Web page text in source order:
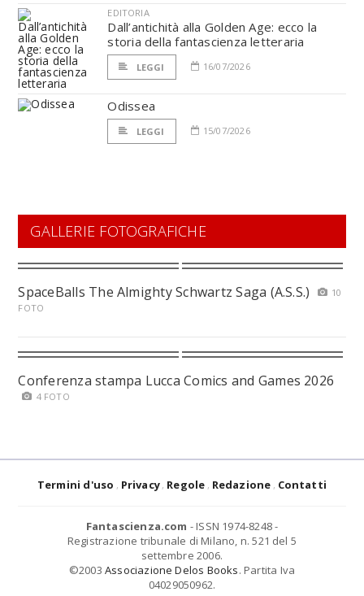
EDITORIA
Dall’antichità alla Golden Age: ecco la
storia della fantascienza letteraria
LEGGI 16/07/2026
Odissea
LEGGI 15/07/2026
GALLERIE FOTOGRAFICHE
SpaceBalls The Almighty Schwartz Saga (A.S.S.)
10
FOTO
Conferenza stampa Lucca Comics and Games 2026
4 FOTO
Termini d'uso Privacy Regole Redazione Contatti
Fantascienza.com - ISSN 1974-8248 -
Registrazione tribunale di Milano, n. 521 del 5
settembre 2006.
©2003 Associazione Delos Books. Partita Iva
04029050962.